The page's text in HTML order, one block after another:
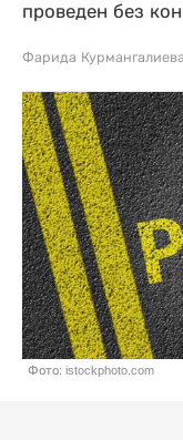
проведен без
Фарида Курмангалиева
Фото: istockphoto.com